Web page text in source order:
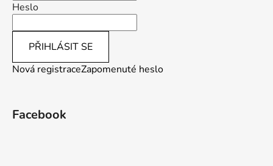
Heslo
PŘIHLÁSIT SE
Nová registraceZapomenuté heslo
Facebook